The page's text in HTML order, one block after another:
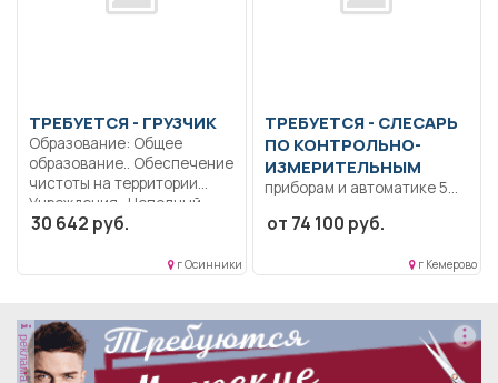
ТРЕБУЕТСЯ - ГРУЗЧИК
Образование: Общее
образование.. Обеспечение
чистоты на территории
Учреждения.. Неполный...
30 642 руб.
г Осинники
ТРЕБУЕТСЯ - СЛЕСАРЬ
ПО КОНТРОЛЬНО-
ИЗМЕРИТЕЛЬНЫМ
приборам и автоматике 5
Образование: Среднее
Проведение ремонта...
от 74 100 руб.
г Кемерово
реклама